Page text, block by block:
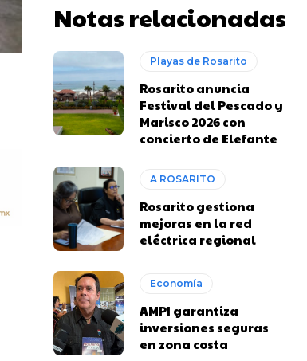
Notas relacionadas
Playas de Rosarito
Rosarito anuncia
Festival del Pescado y
Marisco 2026 con
concierto de Elefante
A ROSARITO
Rosarito gestiona
mejoras en la red
eléctrica regional
Economía
AMPI garantiza
inversiones seguras
en zona costa